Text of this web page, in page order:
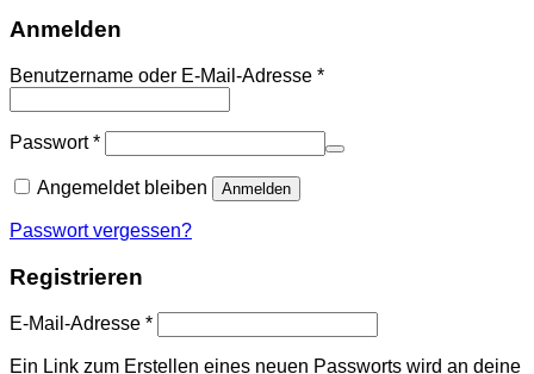
Anmelden
Benutzername oder E-Mail-Adresse *
Passwort*
Angemeldet bleiben Anmelden
Passwort vergessen?
Registrieren
E-Mail-Adresse *
Ein Link zum Erstellen eines neuen Passworts wird an deine